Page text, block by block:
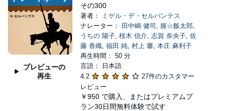
プレビューの
再生
その300
著者：
ミゲル・デ・セルバンテス
ナレーター：
田中嶋 健司 , 握☆飯太郎,
うちの 陽子, 桜木 信介, 志賀 奈央子, 佐
藤 香織, 福田 純, 村上 馨, 本庄 麻利子
再生時間： 50 分
言語： 日本語
4.2
27件のカスタマー
レビュー
￥950 で購入、またはプレミアムプ
ラン30日間無料体験で試す